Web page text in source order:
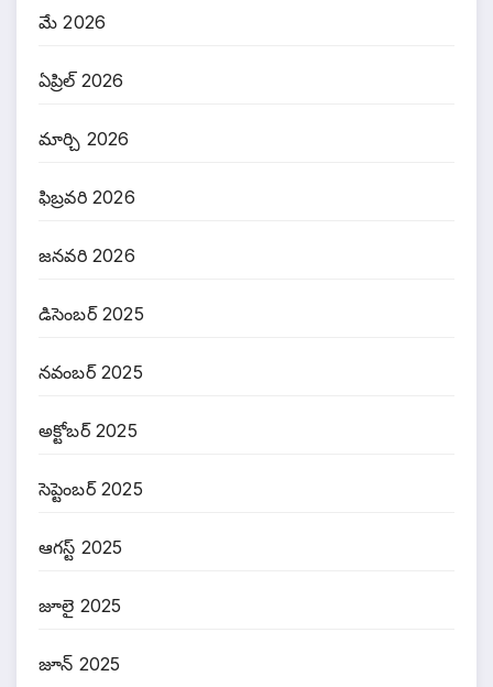
మే 2026
ఏప్రిల్ 2026
మార్చి 2026
ఫిబ్రవరి 2026
జనవరి 2026
డిసెంబర్ 2025
నవంబర్ 2025
అక్టోబర్ 2025
సెప్టెంబర్ 2025
ఆగస్ట్ 2025
జూలై 2025
జూన్ 2025